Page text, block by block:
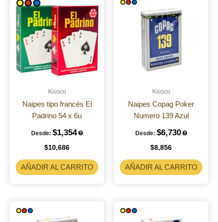
Kiosco
Naipes tipo francés El
Padrino 54 x 6u
Desde: $1,354
$10,686
AÑADIR AL CARRITO
Kiosco
Naipes Copag Poker
Numero 139 Azul
Desde: $6,730
$8,856
AÑADIR AL CARRITO